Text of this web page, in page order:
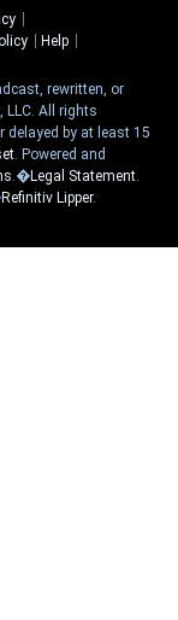
Help
rewritten, or
LLC. All rights
delayed by at least 15
. Powered and
.�Legal Statement.
Refinitiv Lipper.